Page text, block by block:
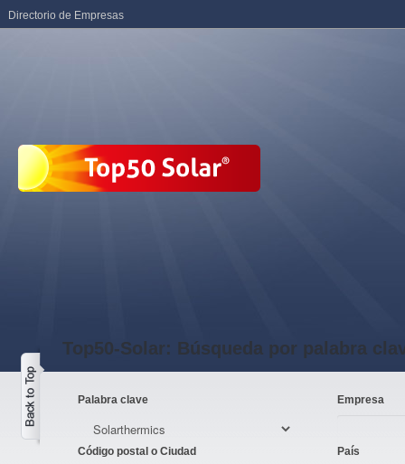
Top50-Solar: Búsqueda por palabra
Palabra clave Empresa
Código postal o Ciudad País
Directorio de Empresas